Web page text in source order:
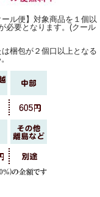
ル便】対象商品を１個以
必要となります。(クール
梱包が２個口以上となる